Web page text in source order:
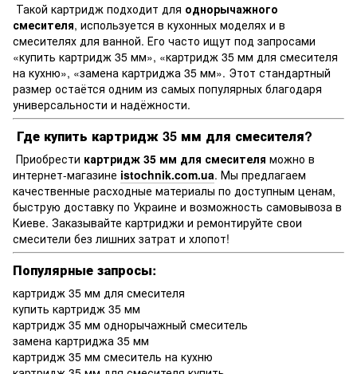
Такой картридж подходит для однорычажного
смесителя, используется в кухонных моделях и в
смесителях для ванной. Его часто ищут под запросами
«купить картридж 35 мм», «картридж 35 мм для смесителя
на кухню», «замена картриджа 35 мм». Этот стандартный
размер остаётся одним из самых популярных благодаря
универсальности и надёжности.
Где купить картридж 35 мм для смесителя?
Приобрести картридж 35 мм для смесителя можно в
интернет-магазине istochnik.com.ua. Мы предлагаем
качественные расходные материалы по доступным ценам,
быструю доставку по Украине и возможность самовывоза в
Киеве. Заказывайте картриджи и ремонтируйте свои
смесители без лишних затрат и хлопот!
Популярные запросы:
картридж 35 мм для смесителя
купить картридж 35 мм
картридж 35 мм однорычажный смеситель
замена картриджа 35 мм
картридж 35 мм смеситель на кухню